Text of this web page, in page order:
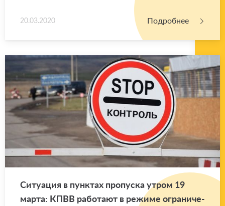
20.03.2020 Подробнее
Си­ту­а­ция в пунк­тах про­пус­ка утром 19
марта: КПВВ ра­бо­та­ют в ре­жи­ме огра­ни­че­